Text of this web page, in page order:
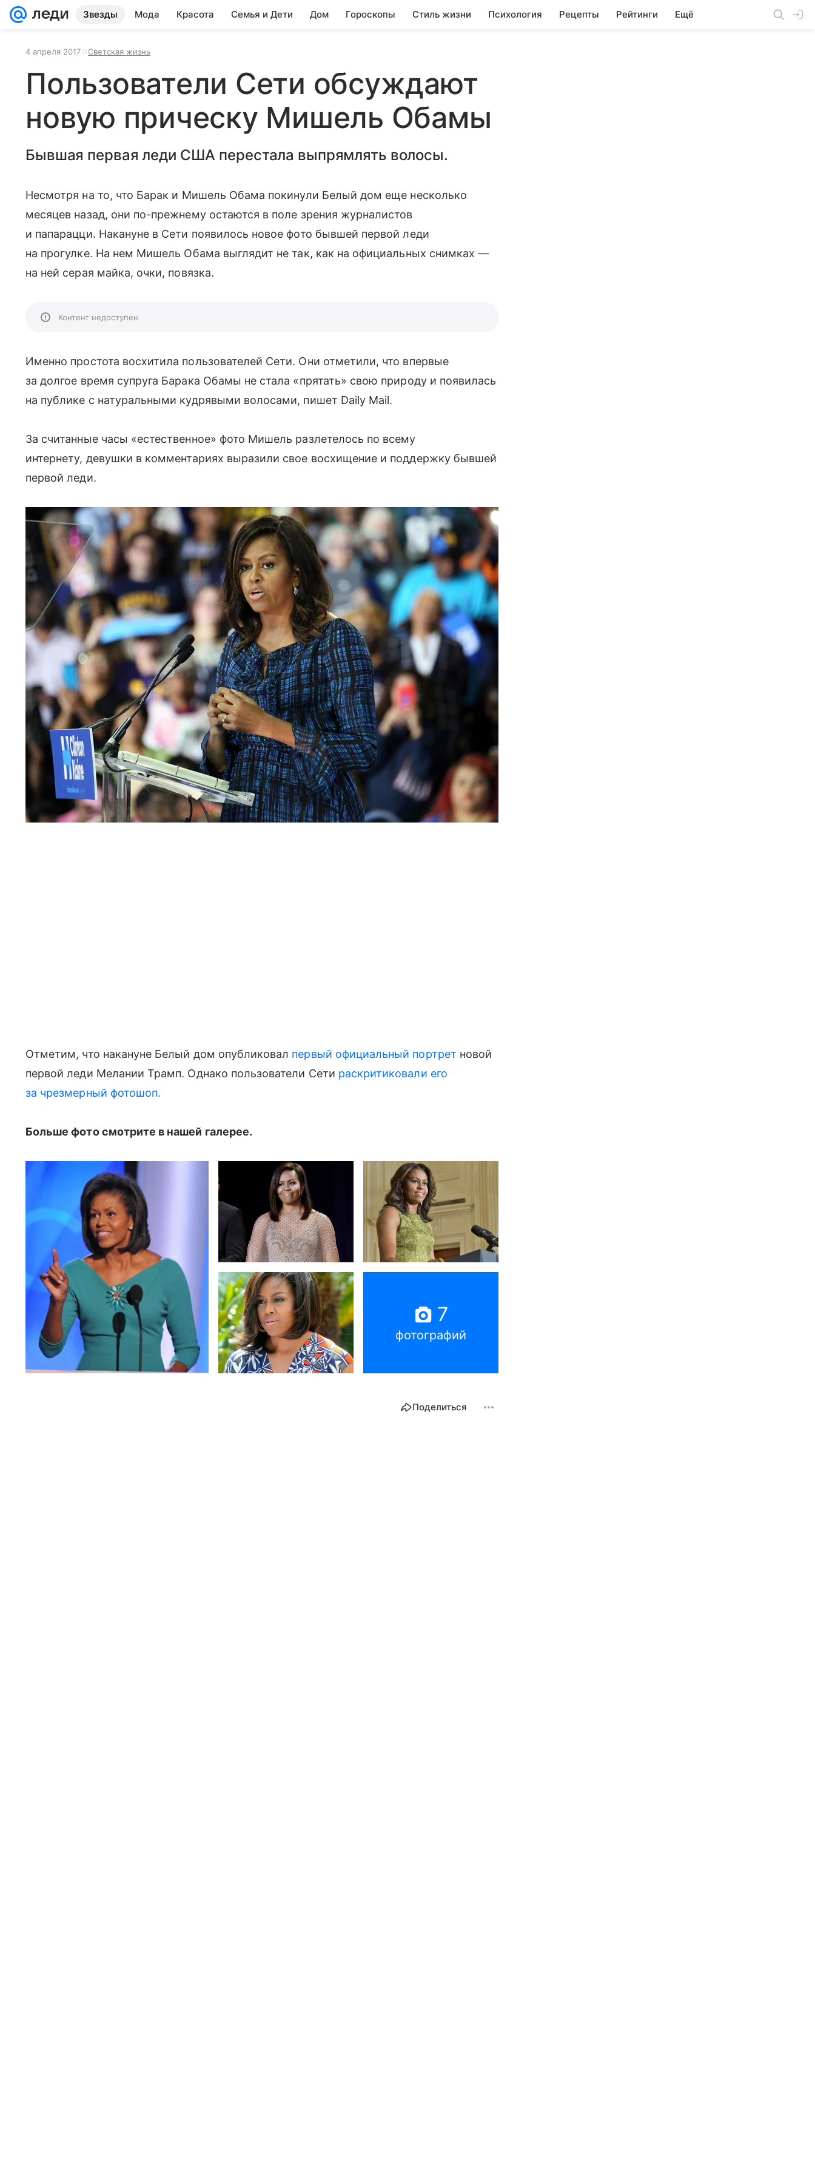
Звезды Мода Красота Семья и Дети Дом Гороскопы Стиль жизни Психология Рецепты Рейтинги Ещё
4 апреля 2017 Светская жизнь
Пользователи Сети обсуждают
новую прическу Мишель Обамы
Бывшая первая леди США перестала выпрямлять волосы.
Несмотря на то, что Барак и Мишель Обама покинули Белый дом еще несколько
месяцев назад, они по-прежнему остаются в поле зрения журналистов
и папарацци. Накануне в Сети появилось новое фото бывшей первой леди
на прогулке. На нем Мишель Обама выглядит не так, как на официальных снимках —
на ней серая майка, очки, повязка.
Контент недоступен
Именно простота восхитила пользователей Сети. Они отметили, что впервые
за долгое время супруга Барака Обамы не стала «прятать» свою природу и появилась
на публике с натуральными кудрявыми волосами, пишет Daily Mail.
За считанные часы «естественное» фото Мишель разлетелось по всему
интернету, девушки в комментариях выразили свое восхищение и поддержку бывшей
первой леди.
Отметим, что накануне Белый дом опубликовал первый официальный портрет новой
первой леди Мелании Трамп. Однако пользователи Сети раскритиковали его
за чрезмерный фотошоп.
Больше фото смотрите в нашей галерее.
7
фотографий
Поделиться